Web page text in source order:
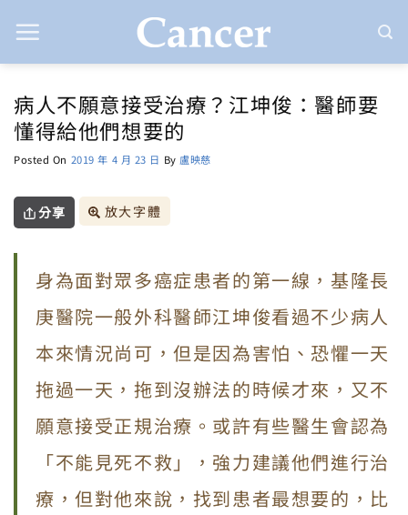
to
病人不願意接受治療？江坤俊：醫師要
懂得給他們想要的
Posted On 2019 年 4 月 23 日 By 盧映慈
分享 放大字體
身為面對眾多癌症患者的第一線，基隆長
庚醫院一般外科醫師江坤俊看過不少病人
本來情況尚可，但是因為害怕、恐懼一天
拖過一天，拖到沒辦法的時候才來，又不
願意接受正規治療。或許有些醫生會認為
「不能見死不救」，強力建議他們進行治
療，但對他來說，找到患者最想要的，比